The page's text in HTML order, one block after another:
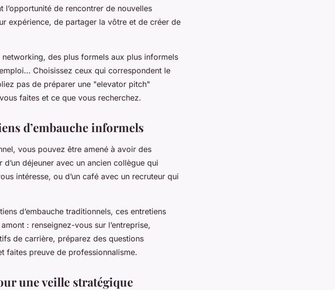
de rencontrer de nouvelles
expérience, de partager la vôtre et de créer de
des plus formels aux plus informels
Choisissez ceux qui correspondent le
pas de préparer une "elevator pitch"
faites et ce que vous recherchez.
d’embauche informels
vous pouvez être amené à avoir des
d’un déjeuner avec un ancien collègue qui
intéresse, ou d’un café avec un recruteur qui
d’embauche traditionnels, ces entretiens
: renseignez-vous sur l’entreprise,
de carrière, préparez des questions
faites preuve de professionnalisme.
une veille stratégique